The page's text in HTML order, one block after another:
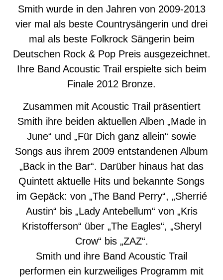
Smith wurde in den Jahren von 2009-2013
vier mal als beste Countrysängerin und drei
mal als beste Folkrock Sängerin beim
Deutschen Rock & Pop Preis ausgezeichnet.
Ihre Band Acoustic Trail erspielte sich beim
Finale 2012 Bronze.
Zusammen mit Acoustic Trail präsentiert
Smith ihre beiden aktuellen Alben „Made in
June“ und „Für Dich ganz allein“ sowie
Songs aus ihrem 2009 entstandenen Album
„Back in the Bar“. Darüber hinaus hat das
Quintett aktuelle Hits und bekannte Songs
im Gepäck: von „The Band Perry“, „Sherrié
Austin“ bis „Lady Antebellum“ von „Kris
Kristofferson“ über „The Eagles“, „Sheryl
Crow“ bis „ZAZ“.
Smith und ihre Band Acoustic Trail
performen ein kurzweiliges Programm mit